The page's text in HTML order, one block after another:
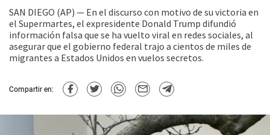
SAN DIEGO (AP) — En el discurso con motivo de su victoria en
el Supermartes, el expresidente Donald Trump difundió
información falsa que se ha vuelto viral en redes sociales, al
asegurar que el gobierno federal trajo a cientos de miles de
migrantes a Estados Unidos en vuelos secretos.
Compartir en: